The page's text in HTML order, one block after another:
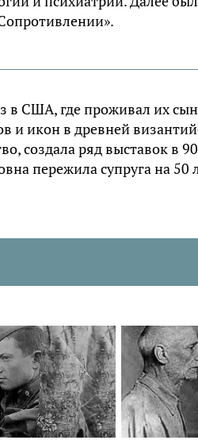
в США, где проживал их
и икон в древней
создала ряд выставок в
пережила супруга на 50